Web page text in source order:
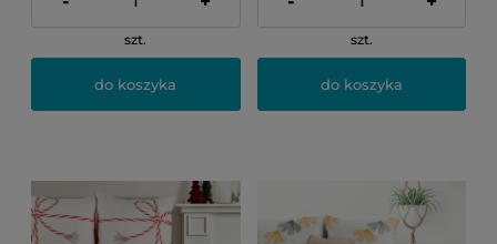
szt.
do koszyka
szt.
do koszyka